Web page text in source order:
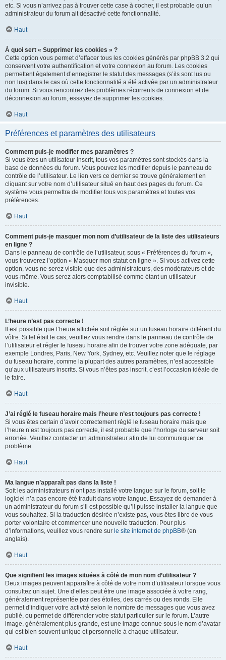
etc. Si vous n’arrivez pas à trouver cette case à cocher, il est probable qu’un
administrateur du forum ait désactivé cette fonctionnalité.
Haut
À quoi sert « Supprimer les cookies » ?
Cette option vous permet d’effacer tous les cookies générés par phpBB 3.2 qui
conservent votre authentification et votre connexion au forum. Les cookies
permettent également d’enregistrer le statut des messages (s’ils sont lus ou
non lus) dans le cas où cette fonctionnalité a été activée par un administrateur
du forum. Si vous rencontrez des problèmes récurrents de connexion et de
déconnexion au forum, essayez de supprimer les cookies.
Haut
Préférences et paramètres des utilisateurs
Comment puis-je modifier mes paramètres ?
Si vous êtes un utilisateur inscrit, tous vos paramètres sont stockés dans la
base de données du forum. Vous pouvez les modifier depuis le panneau de
contrôle de l’utilisateur. Le lien vers ce dernier se trouve généralement en
cliquant sur votre nom d’utilisateur situé en haut des pages du forum. Ce
système vous permettra de modifier tous vos paramètres et toutes vos
préférences.
Haut
Comment puis-je masquer mon nom d’utilisateur de la liste des utilisateurs
en ligne ?
Dans le panneau de contrôle de l’utilisateur, sous « Préférences du forum »,
vous trouverez l’option « Masquer mon statut en ligne ». Si vous activez cette
option, vous ne serez visible que des administrateurs, des modérateurs et de
vous-même. Vous serez alors comptabilisé comme étant un utilisateur
invisible.
Haut
L’heure n’est pas correcte !
Il est possible que l’heure affichée soit réglée sur un fuseau horaire différent du
vôtre. Si tel était le cas, veuillez vous rendre dans le panneau de contrôle de
l’utilisateur et régler le fuseau horaire afin de trouver votre zone adéquate, par
exemple Londres, Paris, New York, Sydney, etc. Veuillez noter que le réglage
du fuseau horaire, comme la plupart des autres paramètres, n’est accessible
qu’aux utilisateurs inscrits. Si vous n’êtes pas inscrit, c’est l’occasion idéale de
le faire.
Haut
J’ai réglé le fuseau horaire mais l’heure n’est toujours pas correcte !
Si vous êtes certain d’avoir correctement réglé le fuseau horaire mais que
l’heure n’est toujours pas correcte, il est probable que l’horloge du serveur soit
erronée. Veuillez contacter un administrateur afin de lui communiquer ce
problème.
Haut
Ma langue n’apparaît pas dans la liste !
Soit les administrateurs n’ont pas installé votre langue sur le forum, soit le
logiciel n’a pas encore été traduit dans votre langue. Essayez de demander à
un administrateur du forum s’il est possible qu’il puisse installer la langue que
vous souhaitez. Si la traduction désirée n’existe pas, vous êtes libre de vous
porter volontaire et commencer une nouvelle traduction. Pour plus
d’informations, veuillez vous rendre sur le site internet de phpBB® (en
anglais).
Haut
Que signifient les images situées à côté de mon nom d’utilisateur ?
Deux images peuvent apparaître à côté de votre nom d’utilisateur lorsque vous
consultez un sujet. Une d’elles peut être une image associée à votre rang,
généralement représentée par des étoiles, des carrés ou des ronds. Elle
permet d’indiquer votre activité selon le nombre de messages que vous avez
publié, ou permet de différencier votre statut particulier sur le forum. L’autre
image, généralement plus grande, est une image connue sous le nom d’avatar
qui est bien souvent unique et personnelle à chaque utilisateur.
Haut